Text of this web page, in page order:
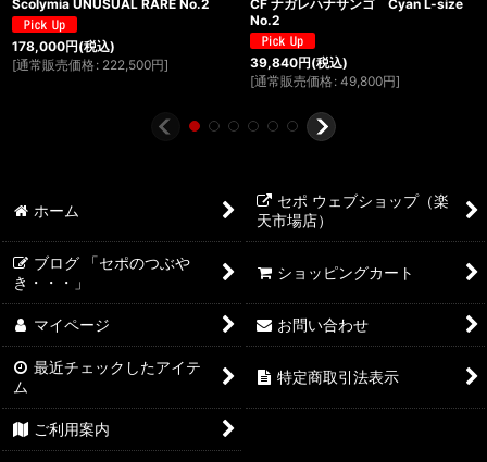
Scolymia UNUSUAL RARE No.2
178,000円(税込)
[通常販売価格 : 222,500円]
CF ナガレハナサンゴ Cyan L-size
No.2
39,840円(税込)
[通常販売価格 : 49,800円]
ホーム
セポ ウェブショップ（楽
天市場店）
ブログ 「セポのつぶや
き・・・」
ショッピングカート
マイページ お問い合わせ
最近チェックしたアイテ
ム
特定商取引法表示
ご利用案内